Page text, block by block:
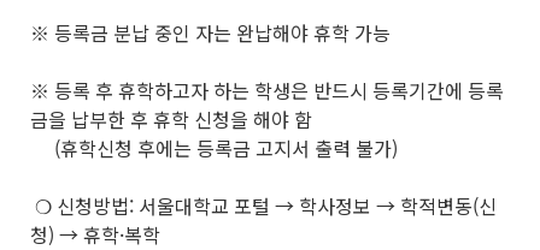
※ 등록금 분납 중인 자는 완납해야 휴학 가능
※ 등록 후 휴학하고자 하는 학생은 반드시 등록기간에 등록
금을 납부한 후 휴학 신청을 해야 함
(휴학신청 후에는 등록금 고지서 출력 불가)
❍ 신청방법: 서울대학교 포털 → 학사정보 → 학적변동(신
청) → 휴학·복학